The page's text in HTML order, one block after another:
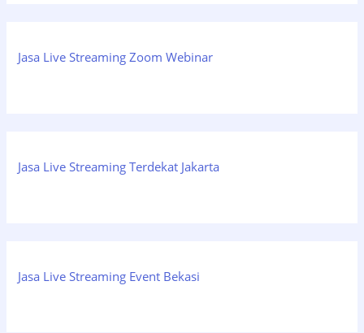
Jasa Live Streaming Zoom Webinar
Jasa Live Streaming Terdekat Jakarta
Jasa Live Streaming Event Bekasi